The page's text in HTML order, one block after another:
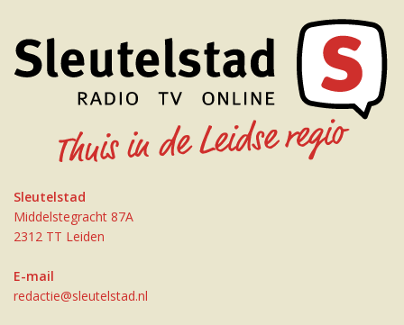
Sleutelstad
Middelstegracht 87A
2312 TT Leiden
E-mail
redactie@sleutelstad.nl